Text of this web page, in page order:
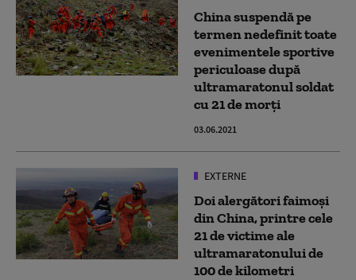
China suspendă pe
termen nedefinit toate
evenimentele sportive
periculoase după
ultramaratonul soldat
cu 21 de morți
03.06.2021
EXTERNE
Doi alergători faimoși
din China, printre cele
21 de victime ale
ultramaratonului de
100 de kilometri